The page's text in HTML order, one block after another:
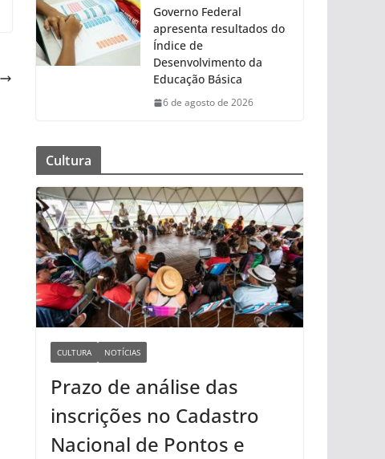
Governo Federal
apresenta resultados do
Índice de
Desenvolvimento da
Educação Básica
6 de agosto de 2026
Cultura
CULTURA NOTÍCIAS
Prazo de análise das
inscrições no Cadastro
Nacional de Pontos e